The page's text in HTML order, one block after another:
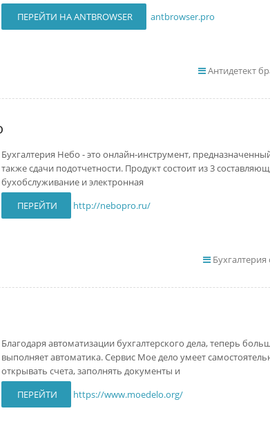
ПЕРЕЙТИ НА ANTBROWSER
antbrowser.pro
Антидетект
Бухгалтерия Небо - это онлайн-инструмент,
также сдачи подотчетности. Продукт состоит из 3
бухобслуживание и электронная
ПЕРЕЙТИ
http://nebopro.ru/
Благодаря автоматизации бухгалтерского дела, теперь
выполняет автоматика. Сервис Мое дело умеет
открывать счета, заполнять документы и
ПЕРЕЙТИ
https://www.moedelo.org/